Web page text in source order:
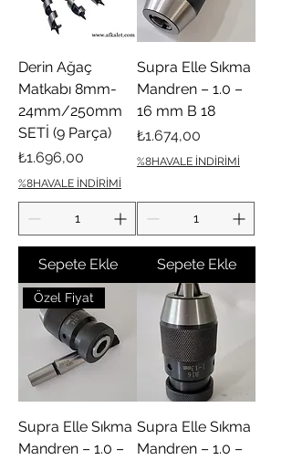
Derin Ağaç
Matkabı 8mm-
24mm/250mm
SETİ (9 Parça)
Fiyat
₺1.696,00
%8HAVALE İNDİRİMİ
Sepete Ekle
Supra Elle Sıkma
Mandren – 1.0 –
16 mm B 18
Fiyat
₺1.674,00
%8HAVALE İNDİRİMİ
Sepete Ekle
Özel Fiyat
Supra Elle Sıkma
Mandren – 1.0 –
Supra Elle Sıkma
Mandren – 1.0 –